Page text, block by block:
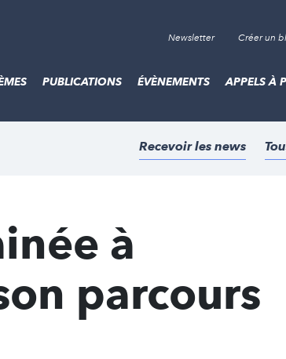
Newsletter Créer un
PUBLICATIONS ÉVÈNEMENTS APPELS À
Recevoir les news
à
parcours